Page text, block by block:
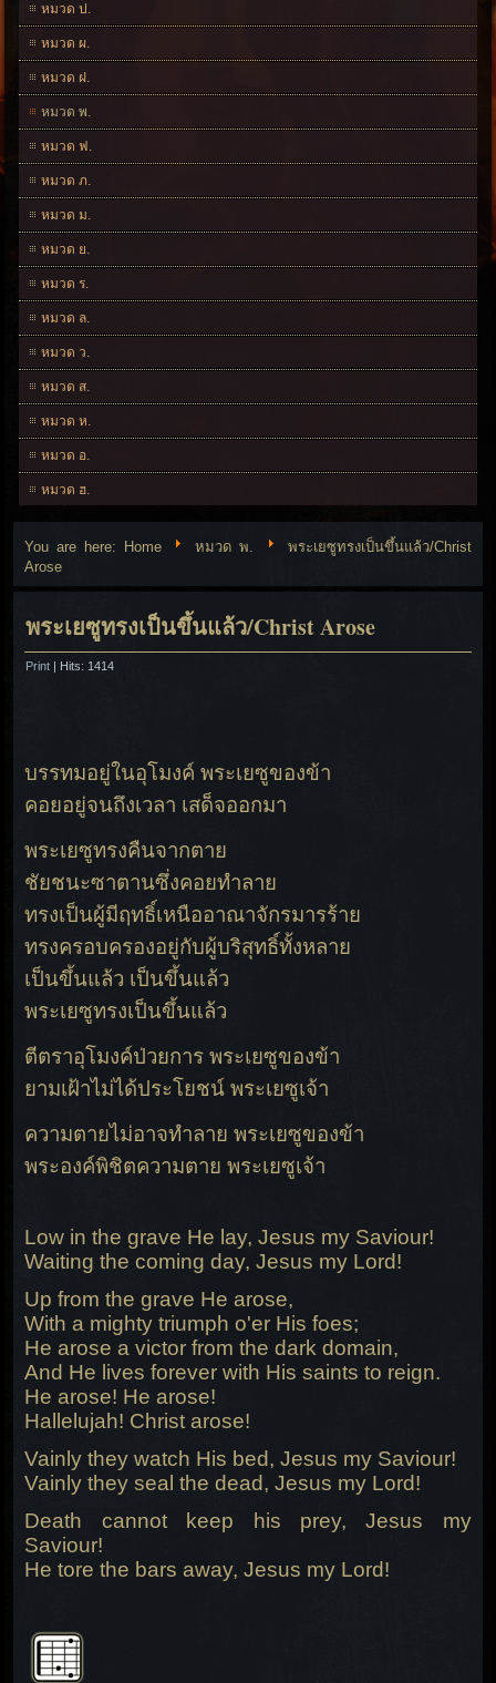
หมวด ป.
หมวด ผ.
หมวด ฝ.
หมวด พ.
หมวด ฟ.
หมวด ภ.
หมวด ม.
หมวด ย.
หมวด ร.
หมวด ล.
หมวด ว.
หมวด ส.
หมวด ห.
หมวด อ.
หมวด ฮ.
You are here: Home หมวด พ.
พระเยซูทรงเป็นขึ้นแล้ว/Christ
Arose
พระเยซูทรงเป็นขึ้นแล้ว/Christ Arose
Print | Hits: 1414
บรรทมอยู่ในอุโมงค์ พระเยซูของข้า
คอยอยู่จนถึงเวลา เสด็จออกมา
พระเยซูทรงคืนจากตาย
ชัยชนะซาตานซึ่งคอยทำลาย
ทรงเป็นผู้มีฤทธิ์เหนืออาณาจักรมารร้าย
ทรงครอบครองอยู่กับผู้บริสุทธิ์ทั้งหลาย
เป็นขึ้นแล้ว เป็นขึ้นแล้ว
พระเยซูทรงเป็นขึ้นแล้ว
ตีตราอุโมงค์ป่วยการ พระเยซูของข้า
ยามเฝ้าไม่ได้ประโยชน์ พระเยซูเจ้า
ความตายไม่อาจทำลาย พระเยซูของข้า
พระองค์พิชิตความตาย พระเยซูเจ้า
Low in the grave He lay, Jesus my Saviour!
Waiting the coming day, Jesus my Lord!
Up from the grave He arose,
With a mighty triumph o'er His foes;
He arose a victor from the dark domain,
And He lives forever with His saints to reign.
He arose! He arose!
Hallelujah! Christ arose!
Vainly they watch His bed, Jesus my Saviour!
Vainly they seal the dead, Jesus my Lord!
Death cannot keep his prey, Jesus my
Saviour!
He tore the bars away, Jesus my Lord!